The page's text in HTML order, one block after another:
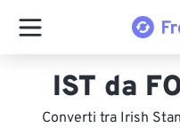
IST da
Converti tra Irish